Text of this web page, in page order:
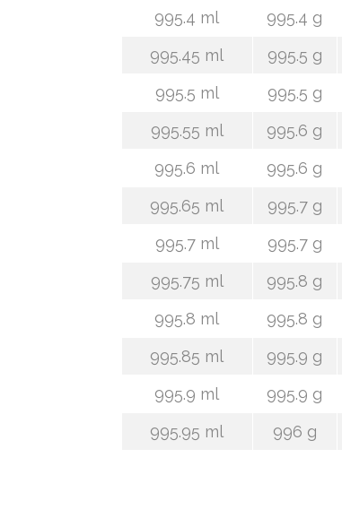
995.4 ml
995.4 g
995.45 ml
995.5 g
995.5 ml
995.5 g
995.55 ml
995.6 g
995.6 ml
995.6 g
995.65 ml
995.7 g
995.7 ml
995.7 g
995.75 ml
995.8 g
995.8 ml
995.8 g
995.85 ml
995.9 g
995.9 ml
995.9 g
995.95 ml
996 g